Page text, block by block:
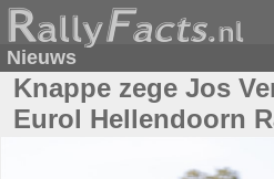
Nieuws
Knappe zege Jos
Eurol Hellendoorn